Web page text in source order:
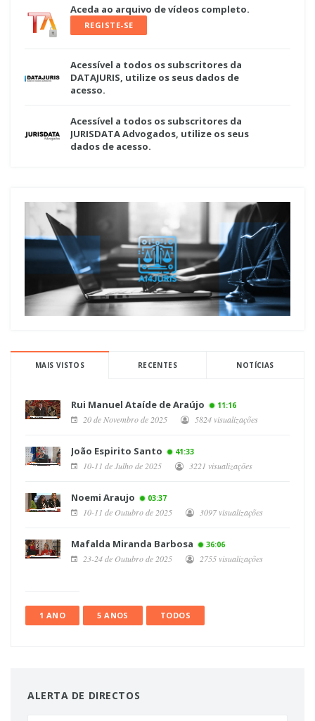
Aceda ao arquivo de vídeos completo.
REGISTE-SE
Acessível a todos os subscritores da
DATAJURIS, utilize os seus dados de
acesso.
Acessível a todos os subscritores da
JURISDATA Advogados, utilize os seus
dados de acesso.
MAIS VISTOS RECENTES NOTÍCIAS
Rui Manuel Ataíde de Araújo 11:16
20 de Novembro de 2025 5824 visualizações
João Espirito Santo 41:33
10-11 de Julho de 2025 3221 visualizações
Noemi Araujo 03:37
10-11 de Outubro de 2025 3097 visualizações
Mafalda Miranda Barbosa 36:06
23-24 de Outubro de 2025 2755 visualizações
1 ANO 5 ANOS TODOS
ALERTA DE DIRECTOS